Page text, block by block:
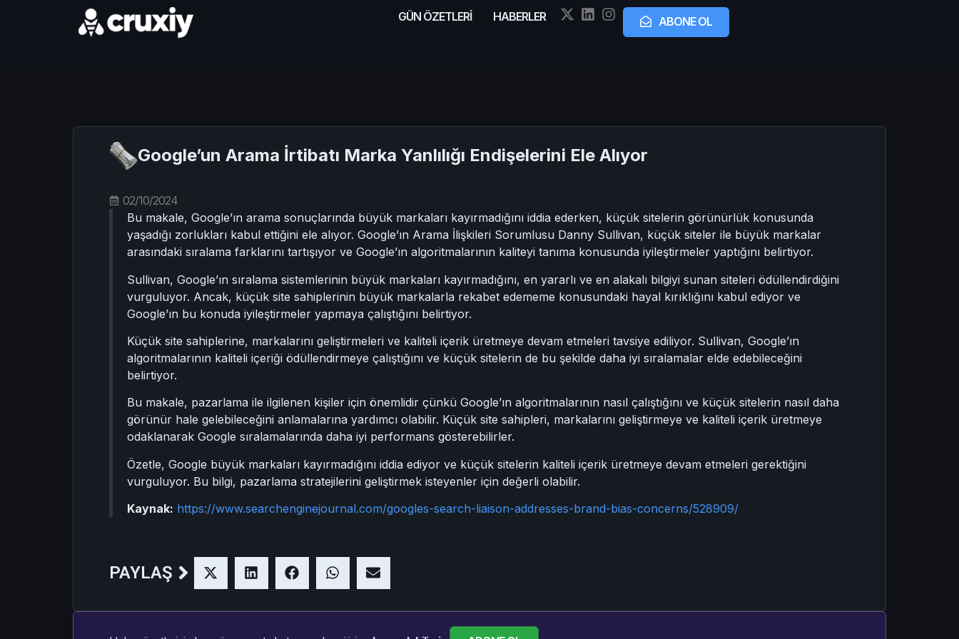
GÜN ÖZETLERİ HABERLER ABONE OL
Google’un Arama İrtibatı Marka Yanlılığı Endişelerini Ele Alıyor
02/10/2024
Bu makale, Google’ın arama sonuçlarında büyük markaları kayırmadığını iddia ederken, küçük sitelerin görünürlük konusunda
yaşadığı zorlukları kabul ettiğini ele alıyor. Google’ın Arama İlişkileri Sorumlusu Danny Sullivan, küçük siteler ile büyük markalar
arasındaki sıralama farklarını tartışıyor ve Google’ın algoritmalarının kaliteyi tanıma konusunda iyileştirmeler yaptığını belirtiyor.
Sullivan, Google’ın sıralama sistemlerinin büyük markaları kayırmadığını, en yararlı ve en alakalı bilgiyi sunan siteleri ödüllendirdiğini
vurguluyor. Ancak, küçük site sahiplerinin büyük markalarla rekabet edememe konusundaki hayal kırıklığını kabul ediyor ve
Google’ın bu konuda iyileştirmeler yapmaya çalıştığını belirtiyor.
Küçük site sahiplerine, markalarını geliştirmeleri ve kaliteli içerik üretmeye devam etmeleri tavsiye ediliyor. Sullivan, Google’ın
algoritmalarının kaliteli içeriği ödüllendirmeye çalıştığını ve küçük sitelerin de bu şekilde daha iyi sıralamalar elde edebileceğini
belirtiyor.
Bu makale, pazarlama ile ilgilenen kişiler için önemlidir çünkü Google’ın algoritmalarının nasıl çalıştığını ve küçük sitelerin nasıl daha
görünür hale gelebileceğini anlamalarına yardımcı olabilir. Küçük site sahipleri, markalarını geliştirmeye ve kaliteli içerik üretmeye
odaklanarak Google sıralamalarında daha iyi performans gösterebilirler.
Özetle, Google büyük markaları kayırmadığını iddia ediyor ve küçük sitelerin kaliteli içerik üretmeye devam etmeleri gerektiğini
vurguluyor. Bu bilgi, pazarlama stratejilerini geliştirmek isteyenler için değerli olabilir.
Kaynak: https://www.searchenginejournal.com/googles-search-liaison-addresses-brand-bias-concerns/528909/
PAYLAŞ